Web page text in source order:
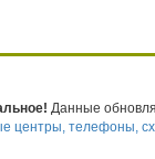
Данные
центры, телефоны,